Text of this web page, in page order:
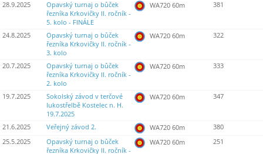
28.9.2025
Opavský turnaj o bůček
řezníka Krkovičky II. ročník -
5. kolo - FINÁLE
WA720 60m 381
24.8.2025
Opavský turnaj o bůček
řezníka Krkovičky II. ročník -
3. kolo
WA720 60m 322
20.7.2025
Opavský turnaj o bůček
řezníka Krkovičky II. ročník -
2. kolo
WA720 60m 333
19.7.2025
Sokolský závod v terčové
lukostřelbě Kostelec n. H.
19.7.2025
WA720 60m 347
21.6.2025 Veřejný závod 2. WA720 60m
380
25.5.2025
Opavský turnaj o bůček
řezníka Krkovičky II. ročník -
WA720 60m 251